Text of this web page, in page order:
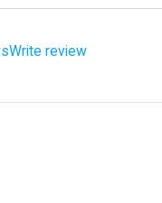
Write review